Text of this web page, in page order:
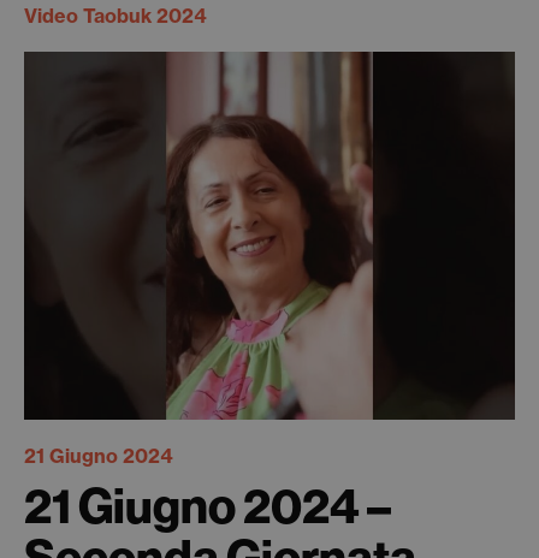
Video Taobuk 2024
21 Giugno 2024
21 Giugno 2024 –